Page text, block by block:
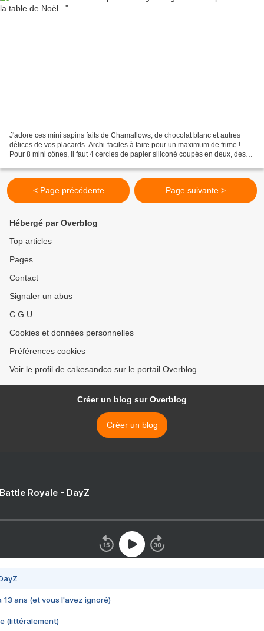
J'adore ces mini sapins faits de Chamallows, de chocolat blanc et autres
délices de vos placards. Archi-faciles à faire pour un maximum de frime !
Pour 8 mini cônes, il faut 4 cercles de papier siliconé coupés en deux, des
< Page précédente Page suivante >
Hébergé par Overblog
Top articles
Pages
Contact
Signaler un abus
C.G.U.
Cookies et données personnelles
Préférences cookies
Voir le profil de cakesandco sur le portail Overblog
Créer un blog sur Overblog
Créer un blog
Royale - DayZ
13 ans (et vous l'avez ignoré)
(littéralement)